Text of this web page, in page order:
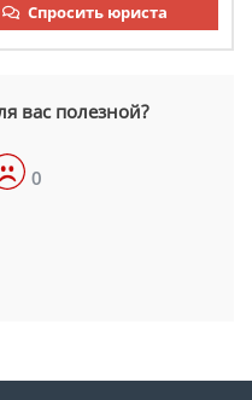
Спросить юриста
вас полезной?
0